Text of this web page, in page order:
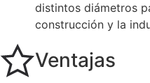
distintos diámetros
construcción y la
Ventajas